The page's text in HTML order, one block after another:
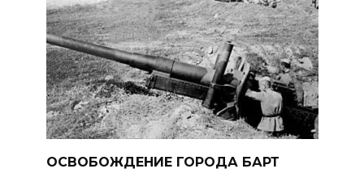
ОСВОБОЖДЕНИЕ ГОРОДА БАРТ